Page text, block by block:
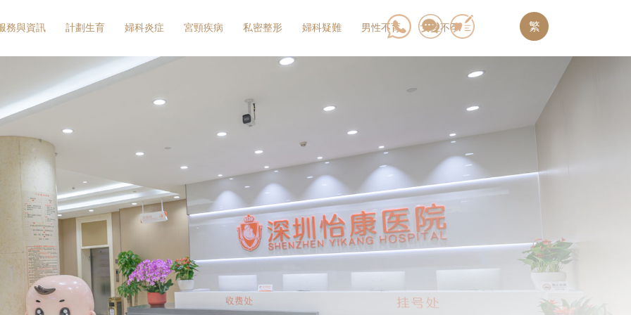
務與資訊 計劃生育 婦科炎症 宮頸疾病 私密整形 婦科疑難 男性不育 女性不孕 繁